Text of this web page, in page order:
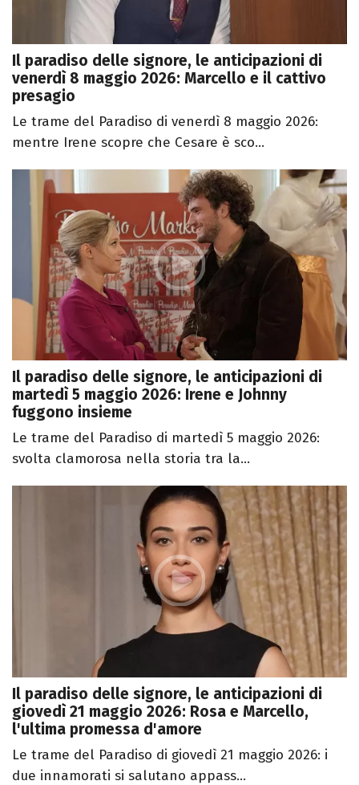
Il paradiso delle signore, le anticipazioni di
venerdì 8 maggio 2026: Marcello e il cattivo
presagio
Le trame del Paradiso di venerdì 8 maggio 2026:
mentre Irene scopre che Cesare è sco...
Il paradiso delle signore, le anticipazioni di
martedì 5 maggio 2026: Irene e Johnny
fuggono insieme
Le trame del Paradiso di martedì 5 maggio 2026:
svolta clamorosa nella storia tra la...
Il paradiso delle signore, le anticipazioni di
giovedì 21 maggio 2026: Rosa e Marcello,
l'ultima promessa d'amore
Le trame del Paradiso di giovedì 21 maggio 2026: i
due innamorati si salutano appass...